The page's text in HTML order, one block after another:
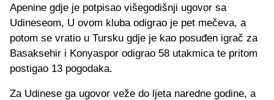
Apenine gdje je potpisao višegodišnji ugovor sa
Udineseom, U ovom kluba odigrao je pet mečeva, a
potom se vratio u Tursku gdje je kao posuđen igrač za
Basaksehir i Konyaspor odigrao 58 utakmica te pritom
postigao 13 pogodaka.
Za Udinese ga ugovor veže do ljeta naredne godine, a